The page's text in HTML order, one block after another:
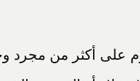
على أكثر من مجرد